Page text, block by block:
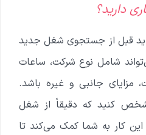
دارید؟
قبل از جستجوی شغل جدید
شامل نوع شرکت، ساعات
مزایای جانبی و غیره باشد.
مشخص کنید که دقیقاً از شغل
کار به شما کمک می‌کند تا